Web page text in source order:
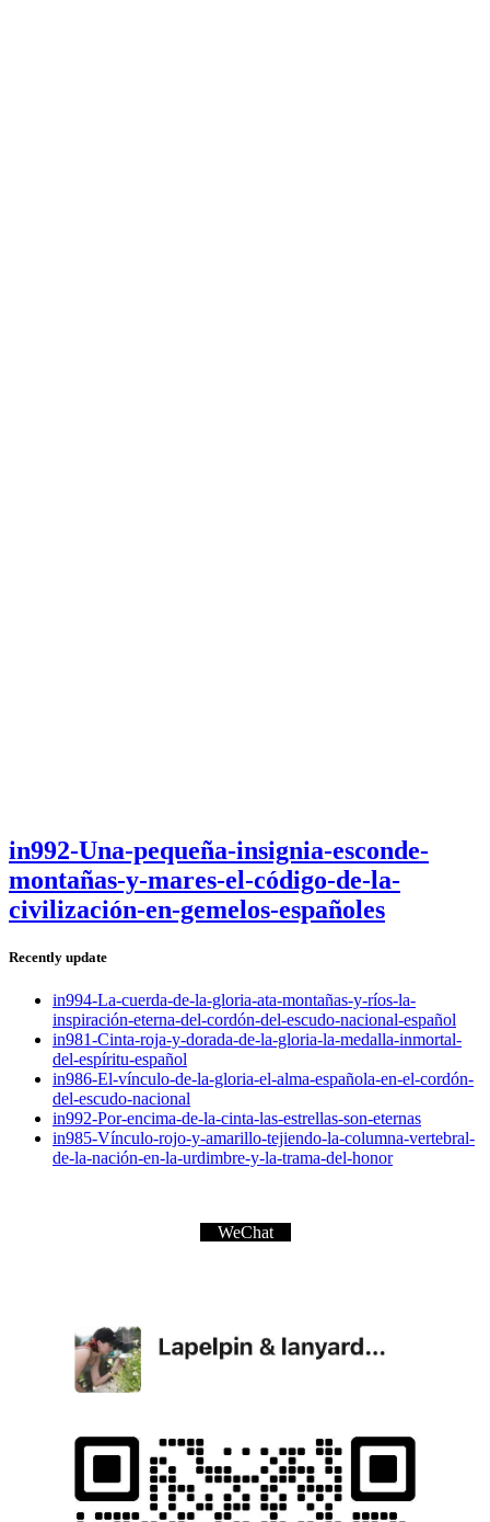
in992-Una-pequeña-insignia-esconde-
montañas-y-mares-el-código-de-la-
civilización-en-gemelos-españoles
Recently update
in994-La-cuerda-de-la-gloria-ata-montañas-y-ríos-la-
inspiración-eterna-del-cordón-del-escudo-nacional-español
in981-Cinta-roja-y-dorada-de-la-gloria-la-medalla-inmortal-
del-espíritu-español
in986-El-vínculo-de-la-gloria-el-alma-española-en-el-cordón-
del-escudo-nacional
in992-Por-encima-de-la-cinta-las-estrellas-son-eternas
in985-Vínculo-rojo-y-amarillo-tejiendo-la-columna-vertebral-
de-la-nación-en-la-urdimbre-y-la-trama-del-honor
WeChat